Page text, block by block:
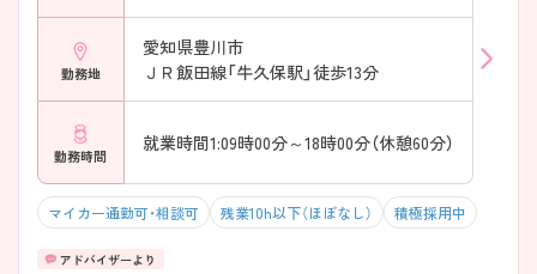
勤務地
愛知県豊川市
ＪＲ飯田線「牛久保駅」徒歩13分
勤務時間
就業時間1:09時00分～18時00分（休憩60分）
マイカー通勤可・相談可 残業10h以下（ほぼなし） 積極採用中